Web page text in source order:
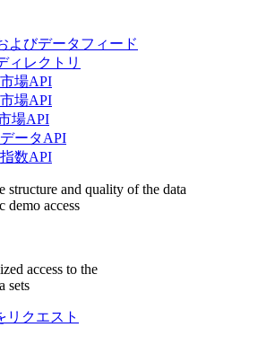
よびデータフィード
ィレクトリ
場API
場API
場API
ータAPI
数API
structure and quality of the data
demo access
access to the
sets
リクエスト